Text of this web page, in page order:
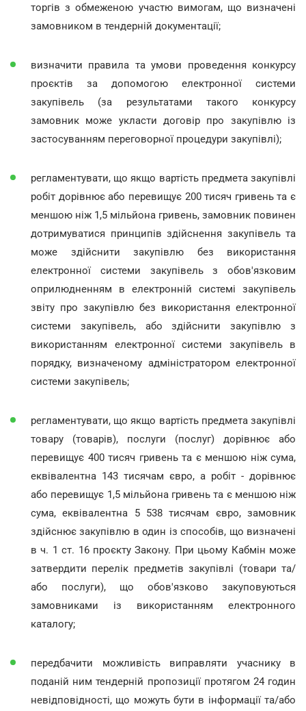
торгів з обмеженою участю вимогам, що визначені
замовником в тендерній документації;
визначити правила та умови проведення конкурсу
проєктів за допомогою електронної системи
закупівель (за результатами такого конкурсу
замовник може укласти договір про закупівлю із
застосуванням переговорної процедури закупівлі);
регламентувати, що якщо вартість предмета закупівлі
робіт дорівнює або перевищує 200 тисяч гривень та є
меншою ніж 1,5 мільйона гривень, замовник повинен
дотримуватися принципів здійснення закупівель та
може здійснити закупівлю без використання
електронної системи закупівель з обов'язковим
оприлюдненням в електронній системі закупівель
звіту про закупівлю без використання електронної
системи закупівель, або здійснити закупівлю з
використанням електронної системи закупівель в
порядку, визначеному адміністратором електронної
системи закупівель;
регламентувати, що якщо вартість предмета закупівлі
товару (товарів), послуги (послуг) дорівнює або
перевищує 400 тисяч гривень та є меншою ніж сума,
еквівалентна 143 тисячам євро, а робіт - дорівнює
або перевищує 1,5 мільйона гривень та є меншою ніж
сума, еквівалентна 5 538 тисячам євро, замовник
здійснює закупівлю в один із способів, що визначені
в ч. 1 ст. 16 проєкту Закону. При цьому Кабмін може
затвердити перелік предметів закупівлі (товари та/
або послуги), що обов'язково закуповуються
замовниками із використанням електронного
каталогу;
передбачити можливість виправляти учаснику в
поданій ним тендерній пропозиції протягом 24 годин
невідповідності, що можуть бути в інформації та/або